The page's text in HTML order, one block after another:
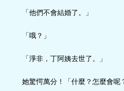
「他們不會結婚了。」
「哦？」
「淨非，丁阿姨去世了。」
她驚愕萬分！「什麼？怎麼會呢